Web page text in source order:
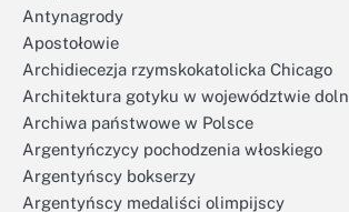
Antynagrody
Apostołowie
Archidiecezja rzymskokatolicka Chicago
Architektura gotyku w województwie
Archiwa państwowe w Polsce
Argentyńczycy pochodzenia włoskiego
Argentyńscy bokserzy
Argentyńscy medaliści olimpijscy